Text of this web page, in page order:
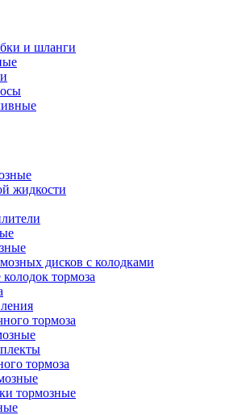
и шланги
жидкости
дисков с колодками
тормоза
тормоза
тормоза
тормозные